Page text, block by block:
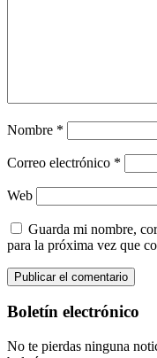
Nombre *
Correo electrónico *
Web
Guarda mi nombre,
para la próxima vez que
Boletín electrónico
No te pierdas ninguna